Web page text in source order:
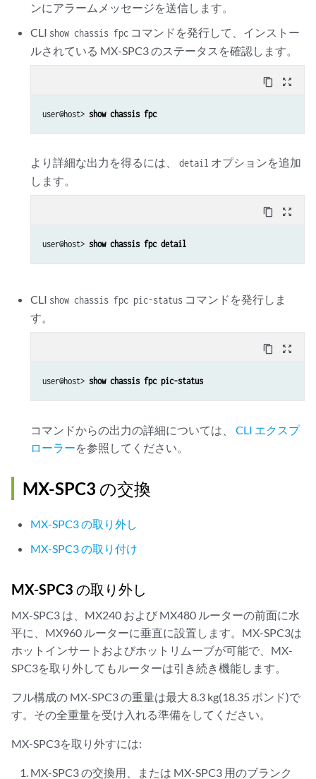
ンにアラームメッセージを送信します。
CLI show chassis fpc コマンドを発行して、インストー
ルされている MX-SPC3 のステータスを確認します。
content_copy zoom_out_map
user@host> show chassis fpc
より詳細な出力を得るには、detail オプションを追加
します。
content_copy zoom_out_map
user@host> show chassis fpc detail
CLI show chassis fpc pic-status コマンドを発行しま
す。
content_copy zoom_out_map
user@host> show chassis fpc pic-status
コマンドからの出力の詳細については、CLI エクスプ
ローラーを参照してください。
MX-SPC3 の交換
MX-SPC3 の取り外し
MX-SPC3 の取り付け
MX-SPC3 の取り外し
MX-SPC3 は、MX240 および MX480 ルーターの前面に水
平に、MX960 ルーターに垂直に設置します。MX-SPC3は
ホットインサートおよびホットリムーブが可能で、MX-
SPC3を取り外してもルーターは引き続き機能します。
フル構成の MX-SPC3 の重量は最大 8.3 kg(18.35 ポンド)で
す。その全重量を受け入れる準備をしてください。
MX-SPC3を取り外すには:
MX-SPC3 の交換用、または MX-SPC3 用のブランク